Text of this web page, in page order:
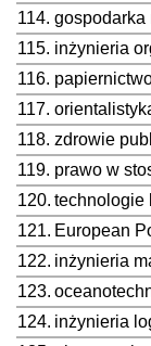
114. gospodarka
115. inżynieria
116.
117.
118. zdrowie
119. prawo w
120. technologie
121. European
122. inżynieria
123.
124. inżynieria